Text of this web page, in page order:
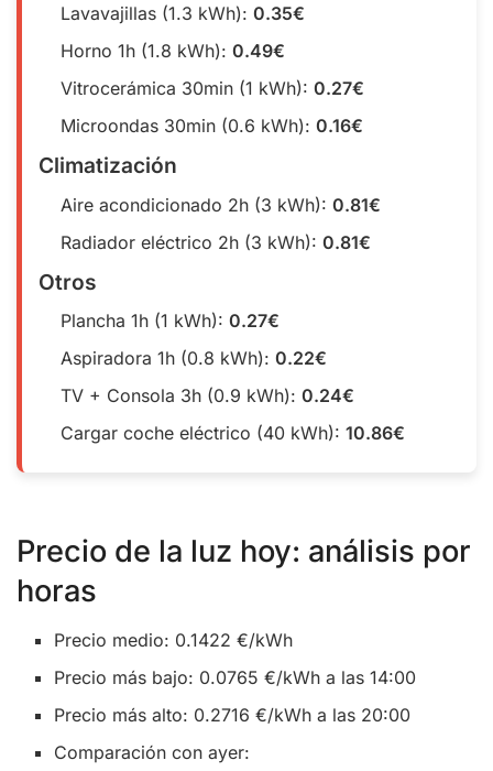
Lavavajillas (1.3 kWh): 0.35€
Horno 1h (1.8 kWh): 0.49€
Vitrocerámica 30min (1 kWh): 0.27€
Microondas 30min (0.6 kWh): 0.16€
Climatización
Aire acondicionado 2h (3 kWh): 0.81€
Radiador eléctrico 2h (3 kWh): 0.81€
Otros
Plancha 1h (1 kWh): 0.27€
Aspiradora 1h (0.8 kWh): 0.22€
TV + Consola 3h (0.9 kWh): 0.24€
Cargar coche eléctrico (40 kWh): 10.86€
Precio de la luz hoy: análisis por
horas
Precio medio: 0.1422 €/kWh
Precio más bajo: 0.0765 €/kWh a las 14:00
Precio más alto: 0.2716 €/kWh a las 20:00
Comparación con ayer: